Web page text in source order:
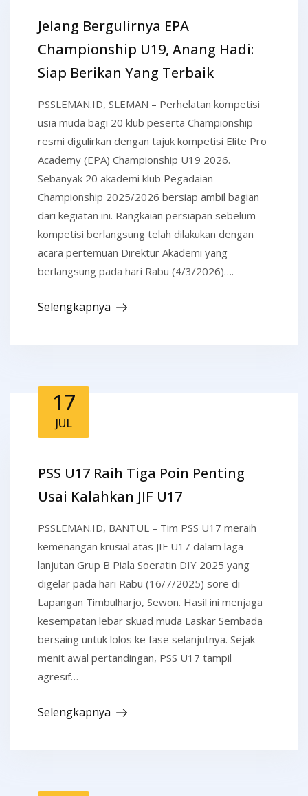
Jelang Bergulirnya EPA
Championship U19, Anang Hadi:
Siap Berikan Yang Terbaik
PSSLEMAN.ID, SLEMAN – Perhelatan kompetisi
usia muda bagi 20 klub peserta Championship
resmi digulirkan dengan tajuk kompetisi Elite Pro
Academy (EPA) Championship U19 2026.
Sebanyak 20 akademi klub Pegadaian
Championship 2025/2026 bersiap ambil bagian
dari kegiatan ini. Rangkaian persiapan sebelum
kompetisi berlangsung telah dilakukan dengan
acara pertemuan Direktur Akademi yang
berlangsung pada hari Rabu (4/3/2026)….
Selengkapnya
17
JUL
PSS U17 Raih Tiga Poin Penting
Usai Kalahkan JIF U17
PSSLEMAN.ID, BANTUL – Tim PSS U17 meraih
kemenangan krusial atas JIF U17 dalam laga
lanjutan Grup B Piala Soeratin DIY 2025 yang
digelar pada hari Rabu (16/7/2025) sore di
Lapangan Timbulharjo, Sewon. Hasil ini menjaga
kesempatan lebar skuad muda Laskar Sembada
bersaing untuk lolos ke fase selanjutnya. Sejak
menit awal pertandingan, PSS U17 tampil
agresif…
Selengkapnya